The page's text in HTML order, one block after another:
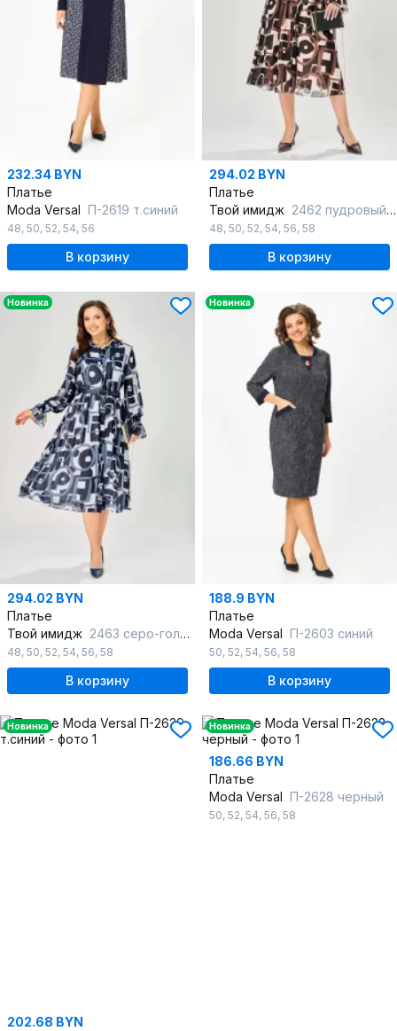
232.34 BYN
Платье
Moda Versal П-2619 т.синий
48, 50, 52, 54, 56
В корзину
294.02 BYN
Платье
Твой имидж 2462 пудровый_с_принтом
48, 50, 52, 54, 56, 58
В корзину
Новинка
294.02 BYN
Платье
Твой имидж 2463 серо-голубой_с_принтом
48, 50, 52, 54, 56, 58
В корзину
Новинка
188.9 BYN
Платье
Moda Versal П-2603 синий
50, 52, 54, 56, 58
В корзину
Новинка
202.68 BYN
Новинка
186.66 BYN
Платье
Moda Versal П-2628 черный
50, 52, 54, 56, 58